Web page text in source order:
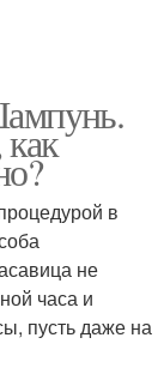
в
не
часа и
пусть даже на